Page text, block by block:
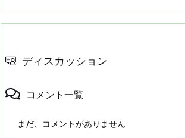
ディスカッション
コメント一覧
まだ、コメントがありません